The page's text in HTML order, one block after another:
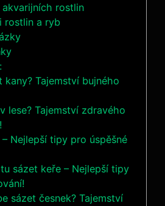
rostlin
rostlin a ryb
Tajemství bujného
lese? Tajemství zdravého
Nejlepší tipy pro úspěšné
sázet keře – Nejlepší tipy
sázet česnek? Tajemství